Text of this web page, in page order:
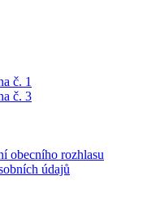
č. 1
č. 3
obecního rozhlasu
údajů